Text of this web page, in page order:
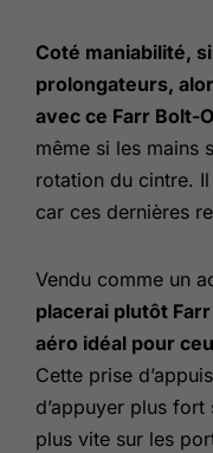
Coté maniabilité,
prolongateurs,
avec ce Farr Bolt-
même si les mains
rotation du cintre.
car ces dernières
Vendu comme un
placerai plutôt
aéro idéal pour
Cette prise
d’appuyer plus fort
plus vite sur les